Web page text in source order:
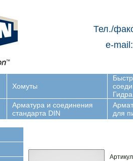
Хомуты
Арматура и соединения
стандарта DIN
для
Тел./
e-